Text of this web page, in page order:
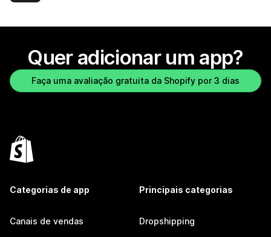
Quer adicionar um app?
Faça uma avaliação gratuita da Shopify por 3 dias
Categorias de app
Canais de vendas
Principais categorias
Dropshipping